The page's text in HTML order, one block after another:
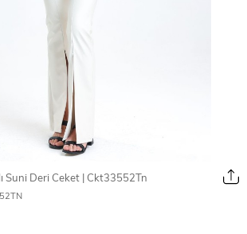
Suni Deri Ceket | Ckt33552Tn